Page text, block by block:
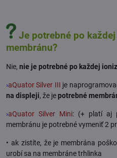
Je potrebné po
membránu?
Nie, nie je potrebné po každej
›aQuator Silver III je
na displeji, že jepotrebné
›aQuator Silver Mini: (+ platí aj
membránu je potrebné vymeniť 2
• ak zistíte, že je membrána
urobí sa na membráne trhlinka